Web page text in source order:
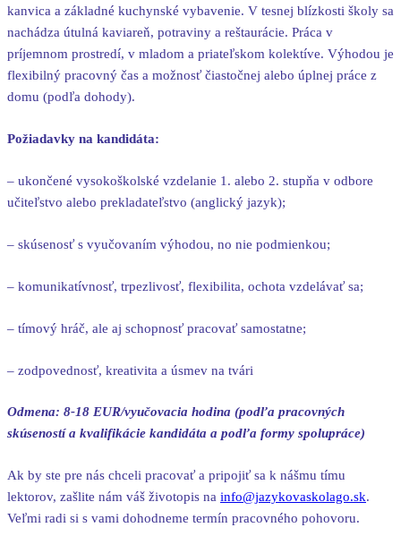
kanvica a základné kuchynské vybavenie. V tesnej blízkosti školy sa
nachádza útulná kaviareň, potraviny a reštaurácie. Práca v
príjemnom prostredí, v mladom a priateľskom kolektíve. Výhodou je
flexibilný pracovný čas a možnosť čiastočnej alebo úplnej práce z
domu (podľa dohody).
Požiadavky na kandidáta:
– ukončené vysokoškolské vzdelanie 1. alebo 2. stupňa v odbore
učiteľstvo alebo prekladateľstvo (anglický jazyk);
– skúsenosť s vyučovaním výhodou, no nie podmienkou;
– komunikatívnosť, trpezlivosť, flexibilita, ochota vzdelávať sa;
– tímový hráč, ale aj schopnosť pracovať samostatne;
– zodpovednosť, kreativita a úsmev na tvári
Odmena: 8-18 EUR/vyučovacia hodina (podľa pracovných
skúseností a kvalifikácie kandidáta a podľa formy spolupráce)
Ak by ste pre nás chceli pracovať a pripojiť sa k nášmu tímu
lektorov, zašlite nám váš životopis na info@jazykovaskolago.sk.
Veľmi radi si s vami dohodneme termín pracovného pohovoru.